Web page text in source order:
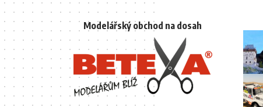
Modelářský obchod na dosah